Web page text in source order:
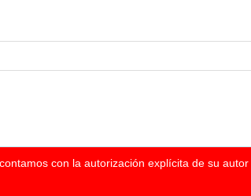
con la autorización explícita de su